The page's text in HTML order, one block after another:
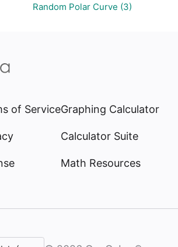
Random Polar Curve (3)
of ServiceGraphing Calculator
Calculator Suite
Math Resources